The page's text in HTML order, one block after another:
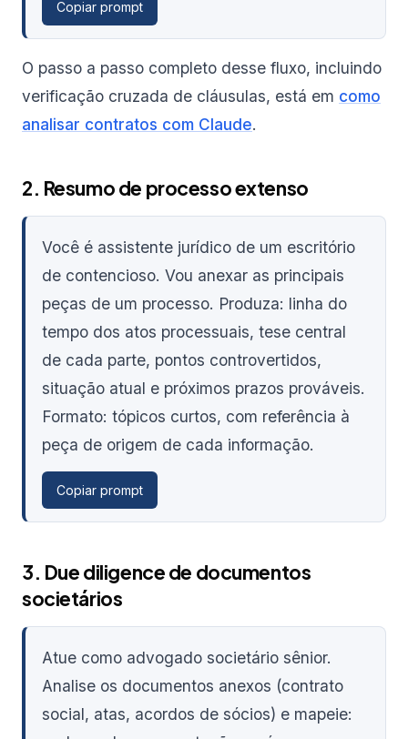
Copiar prompt
O passo a passo completo desse fluxo, incluindo
verificação cruzada de cláusulas, está em como
analisar contratos com Claude.
2. Resumo de processo extenso
Você é assistente jurídico de um escritório
de contencioso. Vou anexar as principais
peças de um processo. Produza: linha do
tempo dos atos processuais, tese central
de cada parte, pontos controvertidos,
situação atual e próximos prazos prováveis.
Formato: tópicos curtos, com referência à
peça de origem de cada informação.
Copiar prompt
3. Due diligence de documentos
societários
Atue como advogado societário sênior.
Analise os documentos anexos (contrato
social, atas, acordos de sócios) e mapeie: